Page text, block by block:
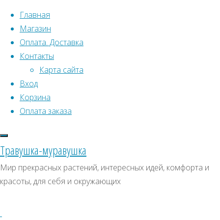
Перейти к содержимому
Главная
Магазин
Оплата. Доставка
Контакты
Карта сайта
Вход
Корзина
Оплата заказа
Травушка-муравушка
Мир прекрасных растений, интересных идей, комфорта и
красоты, для себя и окружающих
Что искать:
Поиск
комнатных
растенийВсе
комнатные
Альбиция
Искать:
СКИДКИ, АКЦИИ
Категории магазина